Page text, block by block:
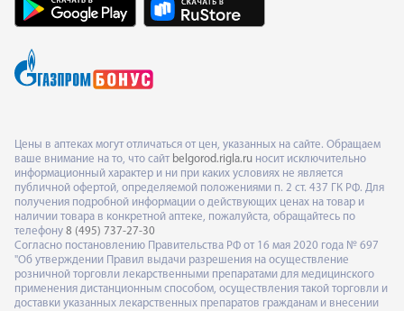
Цены в аптеках могут отличаться от цен, указанных на сайте. Обращаем
ваше внимание на то, что сайт belgorod.rigla.ru носит исключительно
информационный характер и ни при каких условиях не является
публичной офертой, определяемой положениями п. 2 ст. 437 ГК РФ. Для
получения подробной информации о действующих ценах на товар и
наличии товара в конкретной аптеке, пожалуйста, обращайтесь по
телефону 8 (495) 737-27-30
Согласно постановлению Правительства РФ от 16 мая 2020 года № 697
"Об утверждении Правил выдачи разрешения на осуществление
розничной торговли лекарственными препаратами для медицинского
применения дистанционным способом, осуществления такой торговли и
доставки указанных лекарственных препаратов гражданам и внесении